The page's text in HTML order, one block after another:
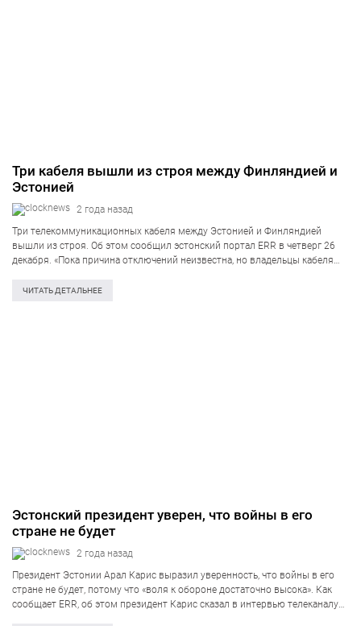
Три кабеля вышли из строя между Финляндией и
Эстонией
2 года назад
Три телекоммуникационных кабеля между Эстонией и Финляндией
вышли из строя. Об этом сообщил эстонский портал ERR в четверг 26
декабря. «Пока причина отключений неизвестна, но владельцы кабеля
пользователей», — сказала…
ЧИТАТЬ ДЕТАЛЬНЕЕ
Эстонский президент уверен, что войны в его
стране не будет
2 года назад
Президент Эстонии Арал Карис выразил уверенность, что войны в его
стране не будет, потому что «воля к обороне достаточно высока». Как
сообщает ERR, об этом президент Карис сказал в интервью телеканалу